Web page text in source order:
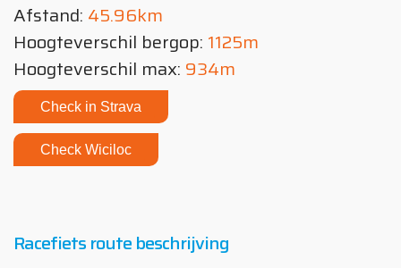
Afstand: 45.96km
Hoogteverschil bergop: 1125m
Hoogteverschil max: 934m
Check in Strava
Check Wiciloc
Racefiets route beschrijving